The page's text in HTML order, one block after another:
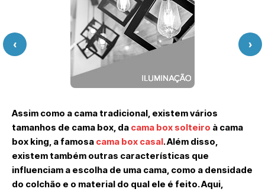
‹ ›
Assim como a cama tradicional, existem vários
tamanhos de cama box, da cama box solteiro à cama
box king, a famosa cama box casal. Além disso,
existem também outras características que
influenciam a escolha de uma cama, como a densidade
do colchão e o material do qual ele é feito. Aqui,